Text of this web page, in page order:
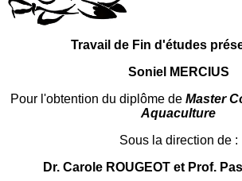
Travail de Fin d'études
Soniel MERCIUS
Pour l'obtention du diplôme deMaster
Aquaculture
Sous la direction de :
Dr. Carole ROUGEOT et Prof.